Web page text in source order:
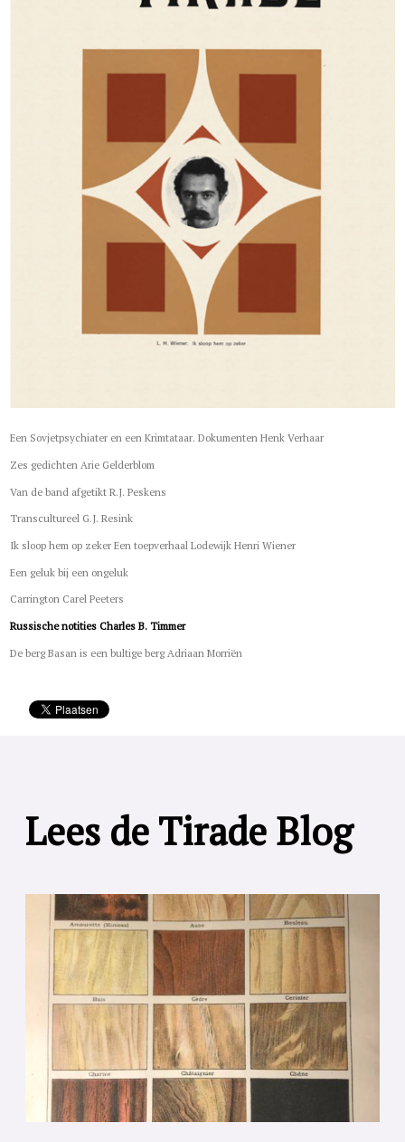
Een Sovjetpsychiater en een Krimtataar. Dokumenten Henk Verhaar
Zes gedichten Arie Gelderblom
Van de band afgetikt R.J. Peskens
Transcultureel G.J. Resink
Ik sloop hem op zeker Een toepverhaal Lodewijk Henri Wiener
Een geluk bij een ongeluk
Carrington Carel Peeters
Russische notities Charles B. Timmer
De berg Basan is een bultige berg Adriaan Morriën
Lees de Tirade Blog